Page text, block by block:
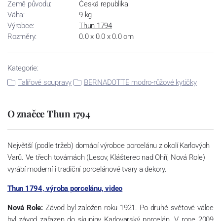
Země původu:
Česká republika
Váha:
9 kg
Výrobce:
Thun 1794
Rozměry:
0.0 x 0.0 x 0.0 cm
Kategorie:
Talířové soupravy
BERNADOTTE modro-růžové kytičky
O značce Thun 1794
Největší (podle tržeb) domácí výrobce porcelánu z okolí Karlových
Varů. Ve třech továrnách (Lesov, Klášterec nad Ohří, Nová Role)
vyrábí moderní i tradiční porcelánové tvary a dekory.
Thun 1794, výroba porcelánu, video
Nová Role: Závod byl založen roku 1921. Po druhé světové válce